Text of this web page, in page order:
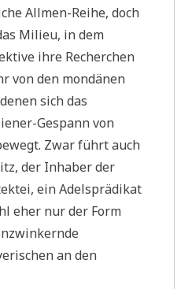
Allmen-Reihe, doch
Milieu, in dem
ihre Recherchen
von den mondänen
sich das
Gespann von
Zwar führt auch
der Inhaber der
ein Adelsprädikat
eher nur der Form
an den